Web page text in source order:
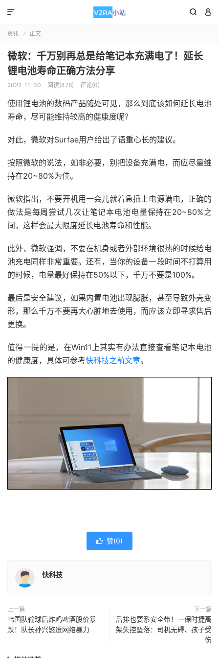
 

资讯  正文
微软：千万别再总是给笔记本充满电了！延长
锂电池寿命正确方法分享
2022-11-30 阅读(476) 评论(0)
使用锂电池的数码产品随处可见，那么到底该如何延长电池
寿命，尽可能维持较高的健康度呢？
对此，微软对Surfae用户给出了语重心长的建议。
按照微软的说法，如非必要，别把设备充满电，而应尽量维
持在20~80%为佳。
微软指出，不要开机用一会儿就着急插上电源满电，正确的
做法是每周尝试几次让笔记本电池电量保持在20~80%之
间，这样会最大限度延长电池寿命和性能。
此外，微软强调，不要在机身或者外部环境很热的时候给电
池充电同样非常重要。还有，当你的设备一段时间不打算用
的时候，电量最好保持在50%以下，千万不要是100%。
最后是安全建议，如果内置电池出现膨胀，甚至导致外壳变
形，那么千万不要再大心脏地去使用，而应该立即寻求售后
更换。
值得一提的是，在Win11上其实有办法直接查看笔记本电池
的健康度，具体可参考快科技之前文章。
 赞(0)
快科技
上一篇
韩国队输球后炸鸡啤酒股价暴
跌！队长孙兴慜遭网络暴力
下一篇
后排也要系安全带！一保时捷高
架失控坠落：司机无碍、孩子受
伤